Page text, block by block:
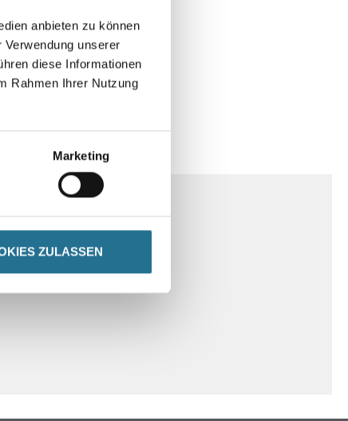
anbieten zu können
unserer
diese Informationen
Rahmen Ihrer Nutzung
Marketing
ZULASSEN
SPEZIFIKATIONEN